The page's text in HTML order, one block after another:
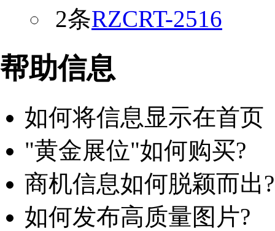
2条RZCRT-2516
帮助信息
如何将信息显示在首页
"黄金展位"如何购买?
商机信息如何脱颖而出?
如何发布高质量图片?